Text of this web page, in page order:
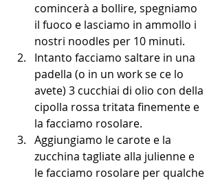
comincerà a bollire, spegniamo
il fuoco e lasciamo in ammollo i
nostri noodles per 10 minuti.
Intanto facciamo saltare in una
padella (o in un work se ce lo
avete) 3 cucchiai di olio con della
cipolla rossa tritata finemente e
la facciamo rosolare.
Aggiungiamo le carote e la
zucchina tagliate alla julienne e
le facciamo rosolare per qualche